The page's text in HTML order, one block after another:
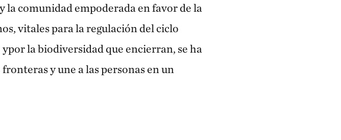
comunidad empoderada en favor de la
vitales para la regulación del ciclo
la biodiversidad que encierran, se ha
y une a las personas en un